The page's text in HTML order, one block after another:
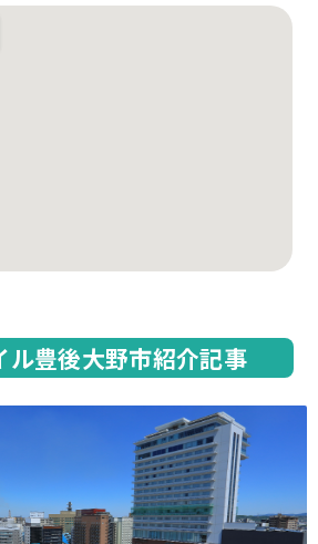
ル豊後大野市紹介記事